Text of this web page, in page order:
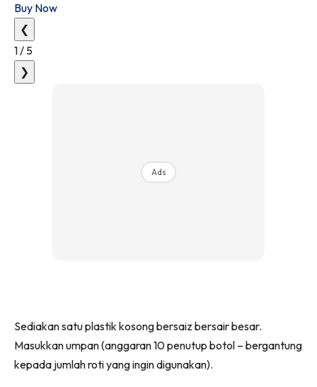
Buy Now
❮
1/ 5
❯
Ads
Sediakan satu plastik kosong bersaiz bersair besar.
Masukkan umpan (anggaran 10 penutup botol – bergantung
kepada jumlah roti yang ingin digunakan).